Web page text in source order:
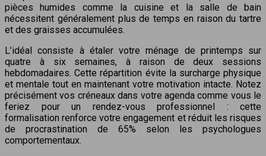
pièces humides comme la cuisine et la salle de bain
nécessitent généralement plus de temps en raison du tartre
et des graisses accumulées.
L’idéal consiste à étaler votre ménage de printemps sur
quatre à six semaines, à raison de deux sessions
hebdomadaires. Cette répartition évite la surcharge physique
et mentale tout en maintenant votre motivation intacte. Notez
précisément vos créneaux dans votre agenda comme vous le
feriez pour un rendez-vous professionnel : cette
formalisation renforce votre engagement et réduit les risques
de procrastination de 65% selon les psychologues
comportementaux.